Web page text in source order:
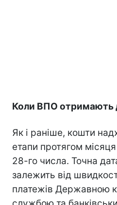
Коли ВПО отримають
Як і раніше, кошти
етапи протягом
28-го числа. Точна
залежить від
платежів Державною